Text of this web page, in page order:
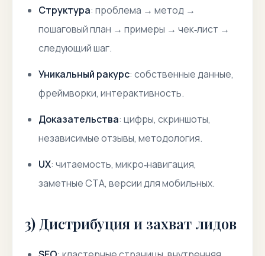
Структура: проблема → метод →
пошаговый план → примеры → чек‑лист →
следующий шаг.
Уникальный ракурс: собственные данные,
фреймворки, интерактивность.
Доказательства: цифры, скриншоты,
независимые отзывы, методология.
UX: читаемость, микро‑навигация,
заметные CTA, версии для мобильных.
3) Дистрибуция и захват лидов